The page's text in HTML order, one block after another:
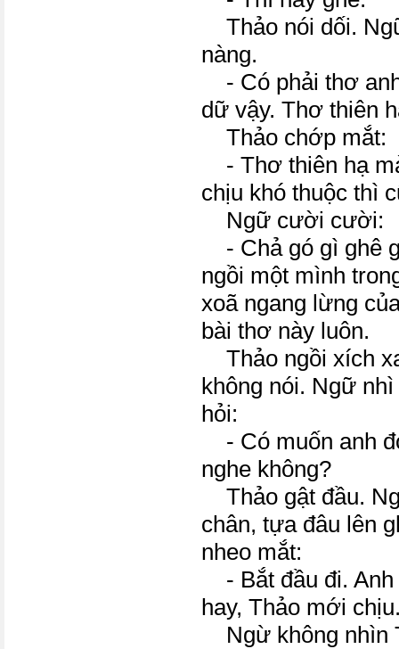
Thảo nói dối.
nàng.
- Có phải thơ
dữ vậy. Thơ thiên
Thảo chớp mắt:
- Thơ thiên hạ
chịu khó thuộc thì
Ngữ cười cười:
- Chả gó gì ghê
ngồi một mình
xoã ngang lừng
bài thơ này luôn.
Thảo ngồi xích
không nói. Ngữ
hỏi:
- Có muốn anh
nghe không?
Thảo gật đầu.
chân, tựa đâu lên
nheo mắt:
- Bắt đầu đi. Anh
hay, Thảo mới
Ngừ không nhìn